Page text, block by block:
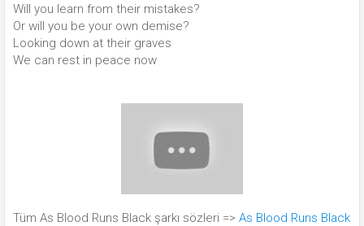
Will you learn from their mistakes?
Or will you be your own demise?
Looking down at their graves
We can rest in peace now
Tüm As Blood Runs Black şarkı sözleri => As Blood Runs Black